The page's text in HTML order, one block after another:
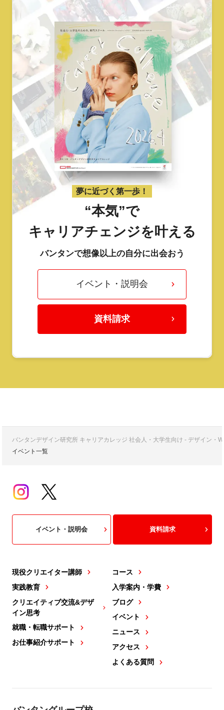
夢に近づく第一歩！
“本気”で
キャリアチェンジを叶える
バンタンで想像以上の自分に出会おう
イベント・説明会
資料請求
バンタンデザイン研究所 キャリアカレッジ 社会人・大学生向け - デザイン・
イベント一覧
現役クリエイター講師
実践教育
クリエイティブ交流&デザ
イン思考
就職・転職サポート
お仕事紹介サポート
コース
入学案内・学費
ブログ
イベント
ニュース
アクセス
よくある質問
イベント・説明会 資料請求